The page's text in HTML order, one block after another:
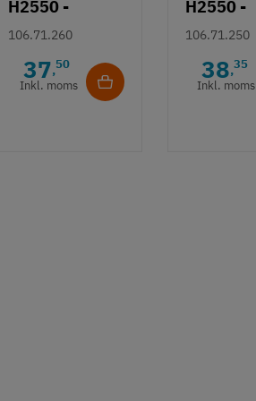
H2550 -
Sølvfarvet
grebsliste
106.71.260
37,50
Inkl. moms
H2550 -
Børstet
guldfarvet
grebsliste
106.71.250
38,35
Inkl. moms